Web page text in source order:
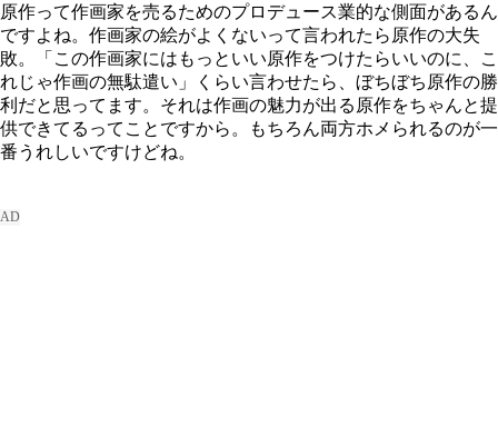
原作って作画家を売るためのプロデュース業的な側面があるん
ですよね。作画家の絵がよくないって言われたら原作の大失
敗。「この作画家にはもっといい原作をつけたらいいのに、こ
れじゃ作画の無駄遣い」くらい言わせたら、ぼちぼち原作の勝
利だと思ってます。それは作画の魅力が出る原作をちゃんと提
供できてるってことですから。もちろん両方ホメられるのが一
番うれしいですけどね。